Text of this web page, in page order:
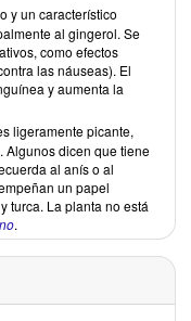
y un característico
al gingerol. Se
como efectos
las náuseas). El
y aumenta la
ligeramente picante,
Algunos dicen que tiene
al anís o al
un papel
turca. La planta no está
.